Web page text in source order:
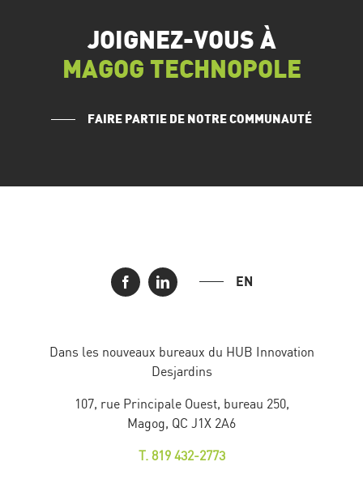
JOIGNEZ-VOUS À
MAGOG TECHNOPOLE
FAIRE PARTIE DE NOTRE COMMUNAUTÉ
EN
Dans les nouveaux bureaux du HUB Innovation
Desjardins
107, rue Principale Ouest, bureau 250,
Magog, QC J1X 2A6
T. 819 432-2773